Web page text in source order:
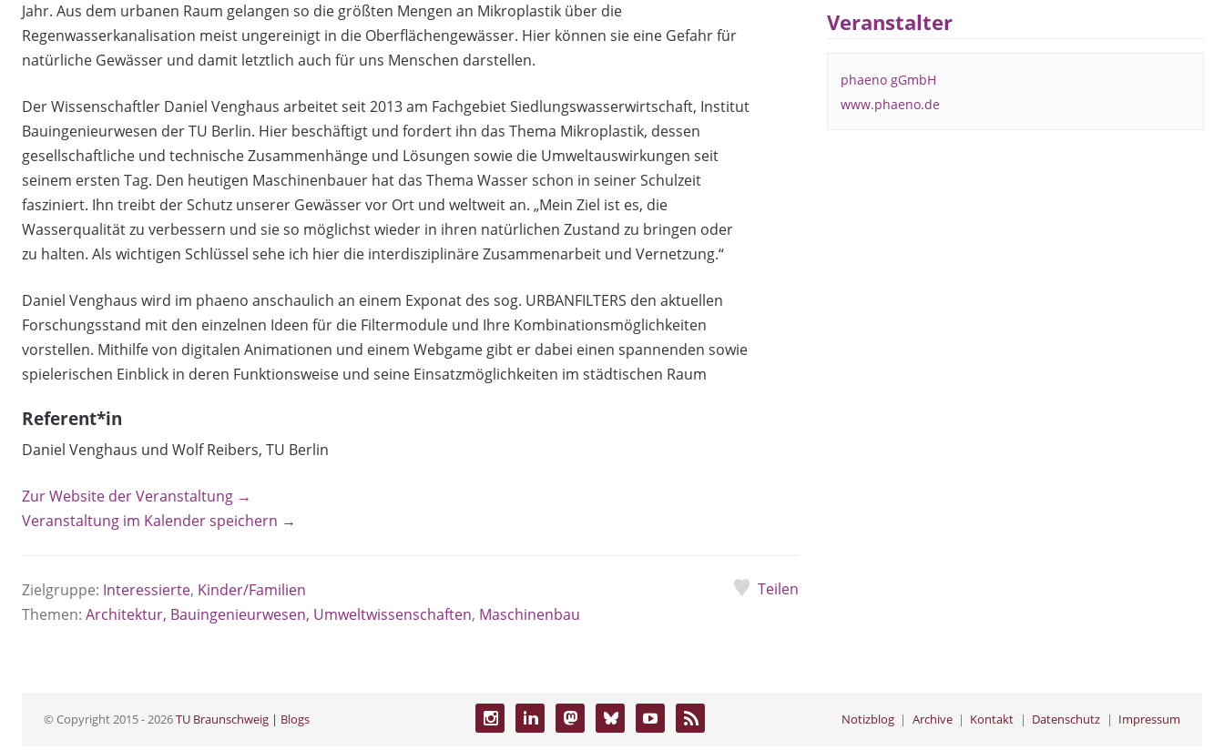
Jahr. Aus dem urbanen Raum gelangen so die größten Mengen an Mikroplastik über die
Regenwasserkanalisation meist ungereinigt in die Oberflächengewässer. Hier können sie eine Gefahr für
natürliche Gewässer und damit letztlich auch für uns Menschen darstellen.
Der Wissenschaftler Daniel Venghaus arbeitet seit 2013 am Fachgebiet Siedlungswasserwirtschaft, Institut
Bauingenieurwesen der TU Berlin. Hier beschäftigt und fordert ihn das Thema Mikroplastik, dessen
gesellschaftliche und technische Zusammenhänge und Lösungen sowie die Umweltauswirkungen seit
seinem ersten Tag. Den heutigen Maschinenbauer hat das Thema Wasser schon in seiner Schulzeit
fasziniert. Ihn treibt der Schutz unserer Gewässer vor Ort und weltweit an. „Mein Ziel ist es, die
Wasserqualität zu verbessern und sie so möglichst wieder in ihren natürlichen Zustand zu bringen oder
zu halten. Als wichtigen Schlüssel sehe ich hier die interdisziplinäre Zusammenarbeit und Vernetzung.“
Daniel Venghaus wird im phaeno anschaulich an einem Exponat des sog. URBANFILTERS den aktuellen
Forschungsstand mit den einzelnen Ideen für die Filtermodule und Ihre Kombinationsmöglichkeiten
vorstellen. Mithilfe von digitalen Animationen und einem Webgame gibt er dabei einen spannenden sowie
spielerischen Einblick in deren Funktionsweise und seine Einsatzmöglichkeiten im städtischen Raum
Referent*in
Daniel Venghaus und Wolf Reibers, TU Berlin
Zur Website der Veranstaltung →
Veranstaltung im Kalender speichern →
Zielgruppe: Interessierte, Kinder/Familien
Themen: Architektur, Bauingenieurwesen, Umweltwissenschaften, Maschinenbau
Teilen
Veranstalter
phaeno gGmbH
www.phaeno.de
Notizblog Archive Kontakt Datenschutz Impressum
© Copyright 2015 - 2026TU Braunschweig | Blogs